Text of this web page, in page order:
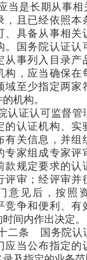
当是长期从事相
，且已经依照本
、具备从事相关
。国务院认证认
从事列入目录产
构，应当确保在
域至少指定两家
机构。
认证认可监督管
的认证机构、实
有关信息，并组
专家组成专家评
款规定要求的认
评审；经评审并
意见后，按照
竞争和便利、有
间内作出决定。
二条
国务院认
应当公布指定的